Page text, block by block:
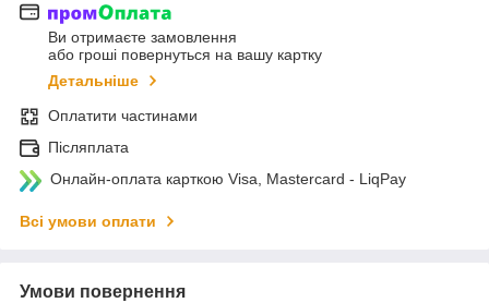
Ви отримаєте замовлення
або гроші повернуться на вашу картку
Детальніше
Оплатити частинами
Післяплата
Онлайн-оплата карткою Visa, Mastercard - LiqPay
Всі умови оплати
Умови повернення